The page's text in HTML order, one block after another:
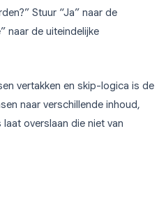
Stuur “Ja” naar de
naar de uiteindelijke
vertakken en skip-logica is de
naar verschillende inhoud,
overslaan die niet van